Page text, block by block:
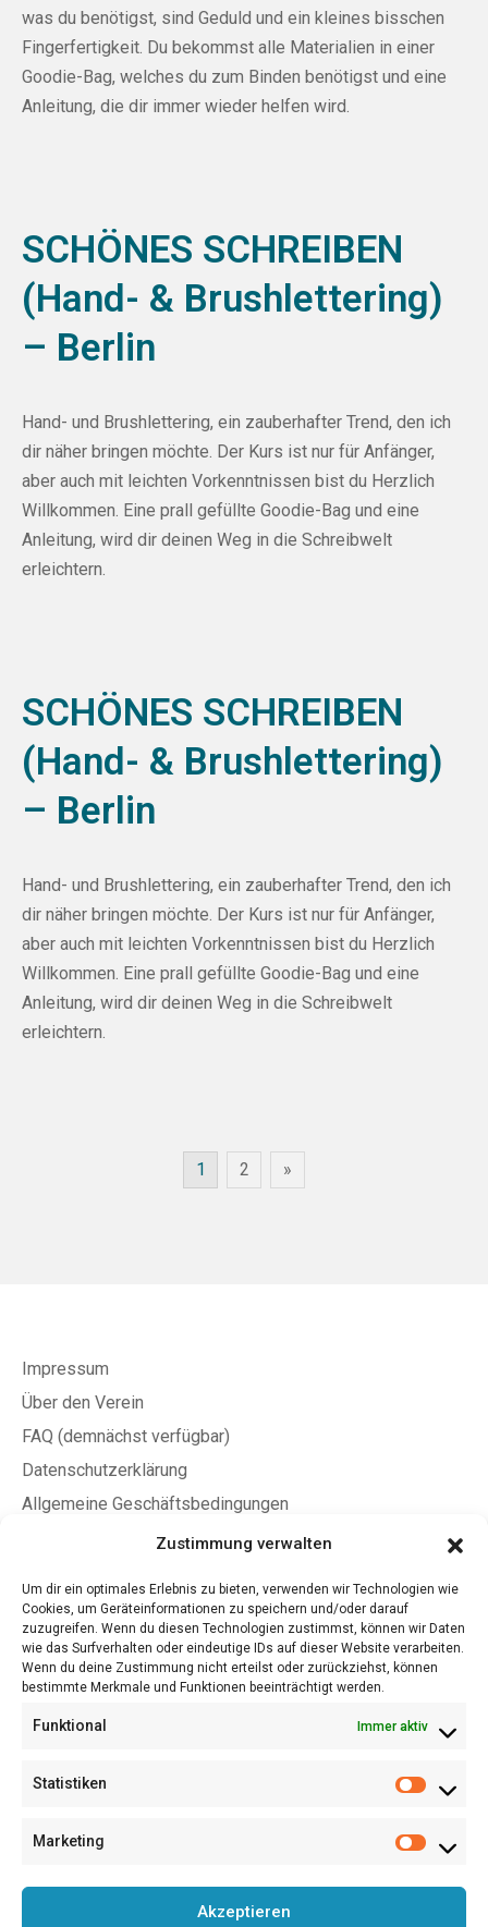
Zustimmung verwalten
Um dir ein optimales Erlebnis zu bieten, verwenden wir Technologien wie
Cookies, um Geräteinformationen zu speichern und/oder darauf
zuzugreifen. Wenn du diesen Technologien zustimmst, können wir Daten
wie das Surfverhalten oder eindeutige IDs auf dieser Website verarbeiten.
Wenn du deine Zustimmung nicht erteilst oder zurückziehst, können
bestimmte Merkmale und Funktionen beeinträchtigt werden.
Funktional Immer aktiv
Statistiken
Marketing
Akzeptieren
was du benötigst, sind Geduld und ein kleines bisschen
Fingerfertigkeit. Du bekommst alle Materialien in einer
Goodie-Bag, welches du zum Binden benötigst und eine
Anleitung, die dir immer wieder helfen wird.
SCHÖNES SCHREIBEN
(Hand- & Brushlettering)
– Berlin
Hand- und Brushlettering, ein zauberhafter Trend, den ich
dir näher bringen möchte. Der Kurs ist nur für Anfänger,
aber auch mit leichten Vorkenntnissen bist du Herzlich
Willkommen. Eine prall gefüllte Goodie-Bag und eine
Anleitung, wird dir deinen Weg in die Schreibwelt
erleichtern.
SCHÖNES SCHREIBEN
(Hand- & Brushlettering)
– Berlin
Hand- und Brushlettering, ein zauberhafter Trend, den ich
dir näher bringen möchte. Der Kurs ist nur für Anfänger,
aber auch mit leichten Vorkenntnissen bist du Herzlich
Willkommen. Eine prall gefüllte Goodie-Bag und eine
Anleitung, wird dir deinen Weg in die Schreibwelt
erleichtern.
1 2 »
Impressum
Über den Verein
FAQ (demnächst verfügbar)
Datenschutzerklärung
Allgemeine Geschäftsbedingungen
Jetzt Mitglied werden
Jetzt Fördermitglied werden
Satzung (PDF)
Beitragsordnung (PDF)
A4 Flyer/Aushang (PDF)
Lettering in Deutschland e. V.